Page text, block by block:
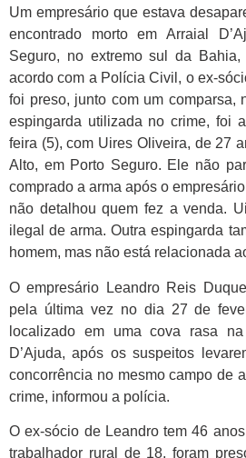
Um empresário que estava
encontrado morto em Arraial
Seguro, no extremo sul da
acordo com a Polícia Civil, o ex-
foi preso, junto com um comparsa,
espingarda utilizada no crime, foi
feira (5), com Uires Oliveira, de 27
Alto, em Porto Seguro. Ele não
comprado a arma após o
não detalhou quem fez a venda.
ilegal de arma. Outra espingarda
homem, mas não está relacionada
O empresário Leandro Reis
pela última vez no dia 27 de
localizado em uma cova rasa
D’Ajuda, após os suspeitos
concorrência no mesmo campo de
crime, informou a polícia.
O ex-sócio de Leandro tem 46
trabalhador rural de 18, foram